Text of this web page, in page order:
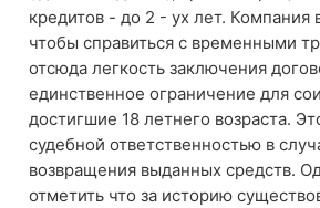
кредитов - до 2 - ух лет. Компания
чтобы справиться с временными
отсюда легкость заключения
единственное ограничение для
достигшие 18 летнего возраста.
судебной ответственностью в
возвращения выданных средств.
отметить что за историю